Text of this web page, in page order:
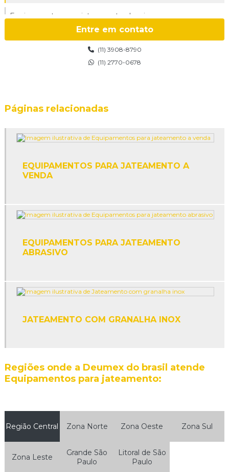
Equipamentos para jateamento abrasivo
Esfera de vidro para jateamento
Fornecedor de microesfera de vidro
Fornecedores de granalha
Granalha de aço angular
Granalha de aço esférica e angular
Granalha de aço inoxidável
Granalha de aço para jateamento
Granalha de alumínio
Granalha de arame
Entre em contato
(11) 3908-8790
(11) 2770-0678
Páginas relacionadas
EQUIPAMENTOS PARA JATEAMENTO A
VENDA
EQUIPAMENTOS PARA JATEAMENTO
ABRASIVO
JATEAMENTO COM GRANALHA INOX
Regiões onde a Deumex do brasil atende
Equipamentos para jateamento:
Região Central Zona Norte Zona Oeste Zona Sul
Zona Leste
Grande São
Paulo
Litoral de São
Paulo